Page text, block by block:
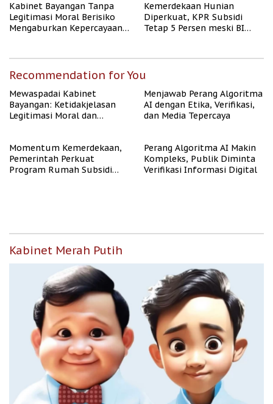
Kabinet Bayangan Tanpa
Legitimasi Moral Berisiko
Mengaburkan Kepercayaan
Kemerdekaan Hunian
Diperkuat, KPR Subsidi
Tetap 5 Persen meski BI
Recommendation for You
Mewaspadai Kabinet
Bayangan: Ketidakjelasan
Legitimasi Moral dan
Menjawab Perang Algoritma
AI dengan Etika, Verifikasi,
dan Media Tepercaya
Momentum Kemerdekaan,
Pemerintah Perkuat
Program Rumah Subsidi
Perang Algoritma AI Makin
Kompleks, Publik Diminta
Verifikasi Informasi Digital
Kabinet Merah Putih